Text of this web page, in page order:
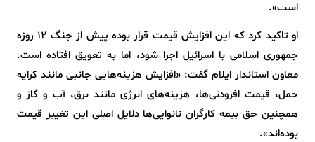
است».
او تاکید کرد که این افزایش قیمت قرار بوده پیش از جنگ ۱۲ روزه
جمهوری اسلامی با اسرائیل اجرا شود، اما به تعویق افتاده است.
معاون استاندار ایلام گفت: «افزایش هزینه‌هایی جانبی مانند کرایه
حمل، قیمت افزودنی‌ها، هزینه‌های انرژی مانند برق، آب و گاز و
همچنین حق بیمه کارگران نانوایی‌ها دلایل اصلی این تغییر قیمت
بوده‌اند».